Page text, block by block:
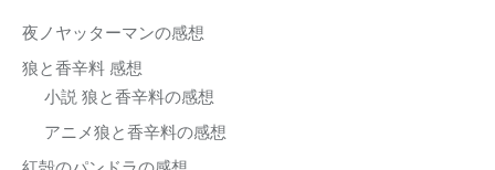
夜ノヤッターマンの感想
狼と香辛料 感想
小説 狼と香辛料の感想
アニメ狼と香辛料の感想